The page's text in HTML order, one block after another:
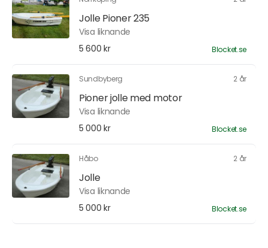
Jolle Pioner 235
Visa liknande
5 600 kr
Blocket.se
Sundbyberg 2 år
Pioner jolle med motor
Visa liknande
5 000 kr
Blocket.se
Håbo 2 år
Jolle
Visa liknande
5 000 kr
Blocket.se